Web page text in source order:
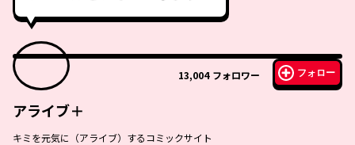
13,004 フォロワー フォロー
アライブ＋
キミを元気に（アライブ）するコミックサイト